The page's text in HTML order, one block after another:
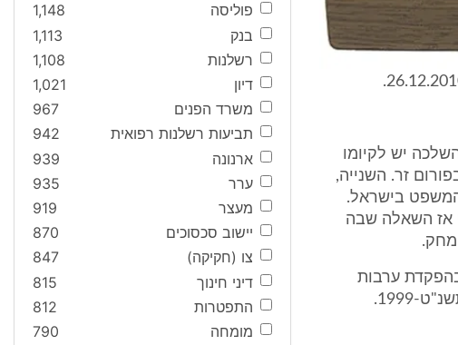
יש לקיומו
זר. השנייה,
בישראל.
אז השאלה שבה
ערבות
פוליסה
1,148
בנק
1,113
רשלנות
1,108
דיון
1,021
משרד הפנים
967
תביעות רשלנות רפואית
942
ארנונה
939
ערר
935
מעצר
919
יישוב סכסוכים
870
צו (חקיקה)
847
דיני חינוך
815
התפטרות
812
מומחה
790